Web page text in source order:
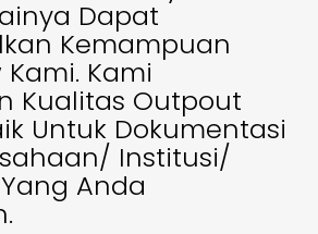
Dapat
Kemampuan
Kami
Kualitas Outpout
Untuk Dokumentasi
Institusi/
Anda